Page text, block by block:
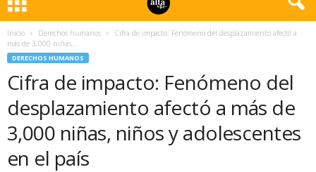
Inicio Derechos humanos
Cifra de impacto: Fenómeno del desplazamiento afectó a
más de 3,000 niñas,...
DERECHOS HUMANOS
Cifra de impacto: Fenómeno del
desplazamiento afectó a más de
3,000 niñas, niños y adolescentes
en el país